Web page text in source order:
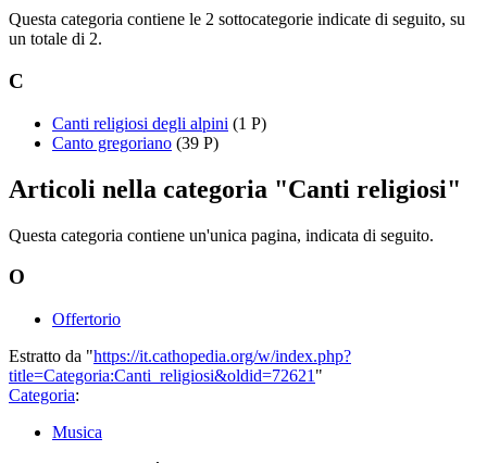
Questa categoria contiene le 2 sottocategorie indicate di seguito, su
un totale di 2.
C
Canti religiosi degli alpini (1 P)
Canto gregoriano (39 P)
Articoli nella categoria "Canti religiosi"
Questa categoria contiene un'unica pagina, indicata di seguito.
O
Offertorio
Estratto da "https://it.cathopedia.org/w/index.php?
title=Categoria:Canti_religiosi&oldid=72621 "
Categoria:
Musica